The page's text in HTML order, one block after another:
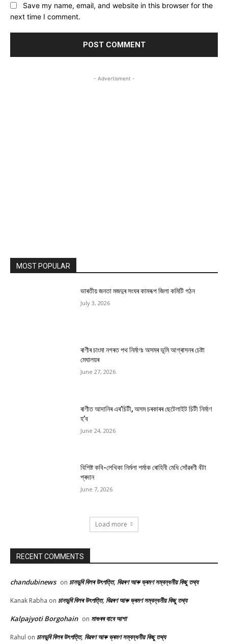
Save my name, email, and website in this browser for the
next time I comment.
- Advertisment -
MOST POPULAR
ভাৰতীয় জনতা মজদুৰ সংঘৰ কামৰূপ জিলা কমিটি গঠন
July 3, 2026
ৰাণীৰ চাংমা নগৰত পথ নিৰ্মাণঃ অসমৰ ভূমি আগ্ৰাসনৰ চেষ্টা
মেঘালয়ৰ
June 27, 2026
ৰাণীত আদানিৰ এৰ’চিটী, অসম চৰকাৰৰ ছেটেলাইট চিটী নিৰ্মাণ
হ’ব
June 24, 2026
বিশিষ্ট কবি-লেখিকা নিৰ্মলা শৰ্মাক ৰোহিনী মেধি সোঁৱৰণী বঁটা
প্ৰদান
June 7, 2026
Load more
RECENT COMMENTS
chandubinews on চানডুবি বিলৰ উৎপত্তি, বিৱৰণ আৰু ভ্ৰমণ সম্বন্ধনীয় কিছু তথ্য
Kanak Rabha on চানডুবি বিলৰ উৎপত্তি, বিৱৰণ আৰু ভ্ৰমণ সম্বন্ধনীয় কিছু তথ্য
Kalpajyoti Borgohain on মাগুৰৰ বাবে আশা
Rahul on চানডুবি বিলৰ উৎপত্তি, বিৱৰণ আৰু ভ্ৰমণ সম্বন্ধনীয় কিছু তথ্য